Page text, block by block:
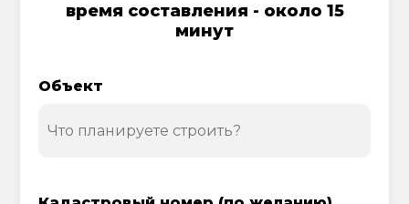
время составления - около 15
минут
Объект